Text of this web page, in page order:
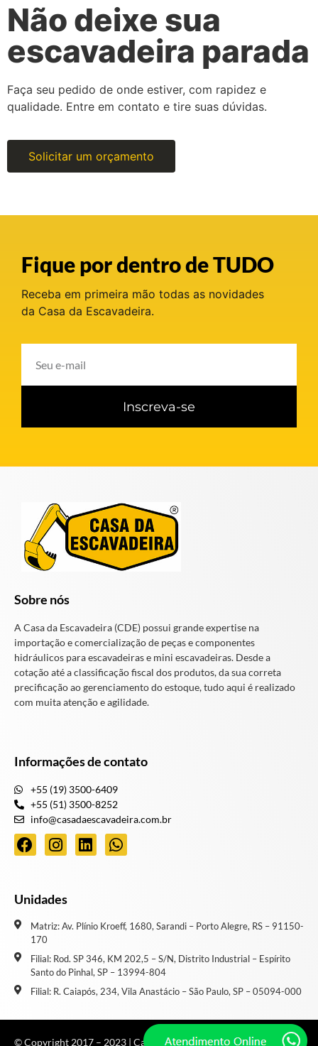
Não deixe sua
escavadeira parada
Faça seu pedido de onde estiver, com rapidez e
qualidade. Entre em contato e tire suas dúvidas.
Solicitar um orçamento
Fique por dentro de TUDO
Receba em primeira mão todas as novidades
da Casa da Escavadeira.
Inscreva-se
Sobre nós
A Casa da Escavadeira (CDE) possui grande expertise na
importação e comercialização de peças e componentes
hidráulicos para escavadeiras e mini escavadeiras. Desde a
cotação até a classificação fiscal dos produtos, da sua correta
precificação ao gerenciamento do estoque, tudo aqui é realizado
com muita atenção e agilidade.
Informações de contato
+55 (19) 3500-6409
+55 (51) 3500-8252
info@casadaescavadeira.com.br
Unidades
Matriz: Av. Plínio Kroeff, 1680, Sarandi – Porto Alegre, RS – 91150-
170
Filial: Rod. SP 346, KM 202,5 – S/N, Distrito Industrial – Espírito
Santo do Pinhal, SP – 13994-804
Filial: R. Caiapós, 234, Vila Anastácio – São Paulo, SP – 05094-000
© Copyright 2017 – 2023 | Casa de Escavadeira | Todos os direitos